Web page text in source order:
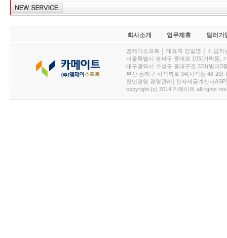
회사소개 업무제휴 딜러가
엠제이소프트 │ 대표자 정일영 │ 사업
서울특별시 송파구 중대로 105(가락동,
대구광역시 수성구 동대구로 331(범어3
부산 동래구 사직북로 34(사직동 48-20)
천년경영 경영관리│전자세금계산서
copyright (c) 2014 카메이트 all rights